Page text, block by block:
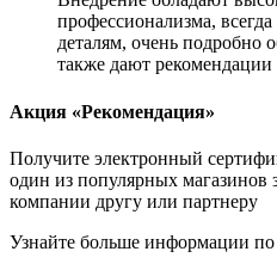
профессионализма,
деталям, очень подробно
также дают
Акция «Рекомендация»
Получите электронный
один из популярных магазинов
компании другу или партнеру
Узнайте больше информации